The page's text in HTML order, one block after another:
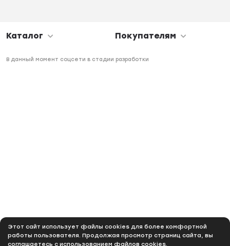
Этот сайт использует файлы cookies для более комфортной
работы пользователя. Продолжая просмотр страниц сайта, вы
соглашаетесь с использованием файлов cookies.
Каталог Покупателям
В данный момент соцсети в стадии разработки